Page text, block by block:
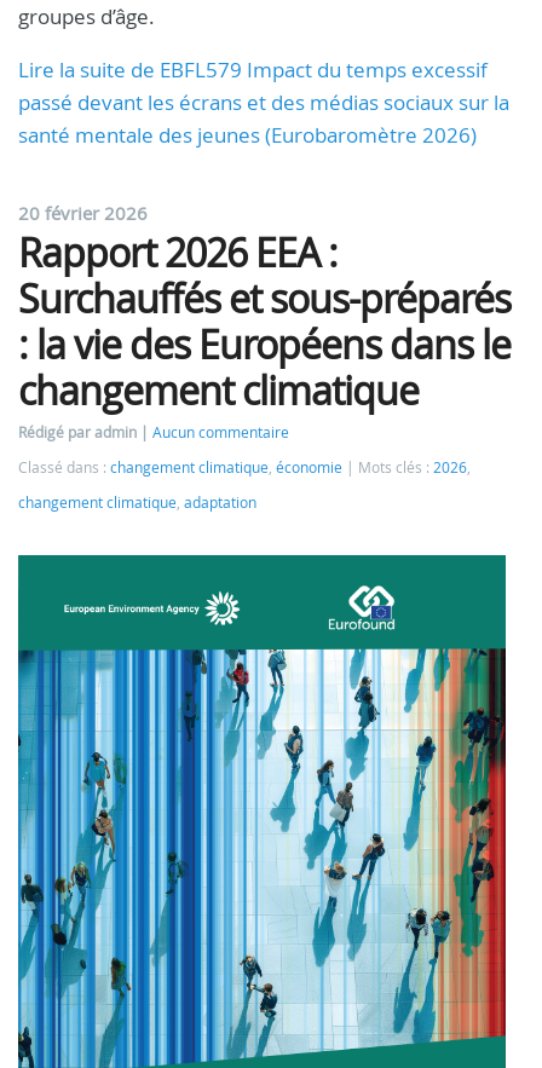
groupes d’âge.
Lire la suite de EBFL579 Impact du temps excessif
passé devant les écrans et des médias sociaux sur la
santé mentale des jeunes (Eurobaromètre 2026)
20 février 2026
Rapport 2026 EEA :
Surchauffés et sous-préparés
: la vie des Européens dans le
changement climatique
Rédigé par admin
Aucun commentaire
Classé dans : changement climatique, économie Mots clés : 2026,
changement climatique, adaptation